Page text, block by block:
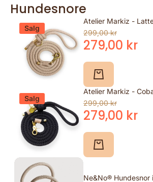
Hundesnore
Salg
Atelier Markiz -
299,00 kr
279,00 kr
Salg
Atelier Markiz -
299,00 kr
279,00 kr
Ne&No® Hundesnor